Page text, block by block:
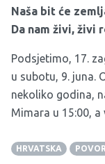
Naša bit će
Da nam živi, živi
Podsjetimo, 17.
u subotu, 9. juna.
nekoliko godina,
Mimara u 15:00,
HRVATSKA